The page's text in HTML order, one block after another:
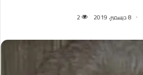
8 ديسمبر، 2019 2